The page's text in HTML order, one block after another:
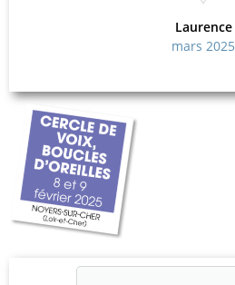
Laurence
mars 2025